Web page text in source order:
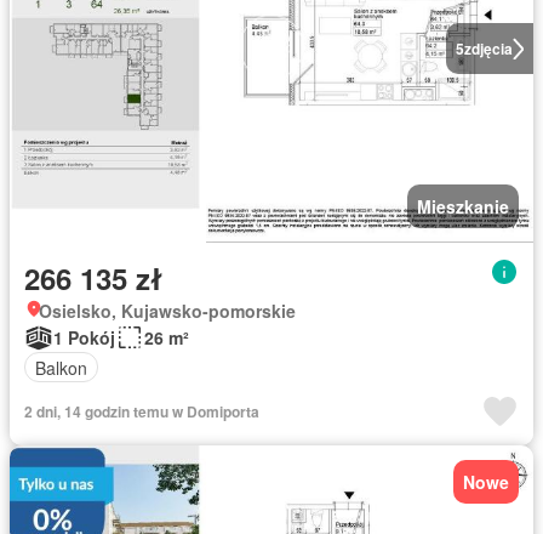
5zdjęcia
Mieszkanie
266 135 zł
Osielsko, Kujawsko-pomorskie
1 Pokój
26 m²
Balkon
2 dni, 14 godzin temu w Domiporta
Nowe